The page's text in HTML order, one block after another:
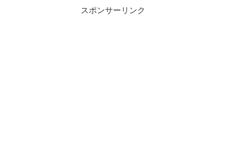
スポンサーリンク